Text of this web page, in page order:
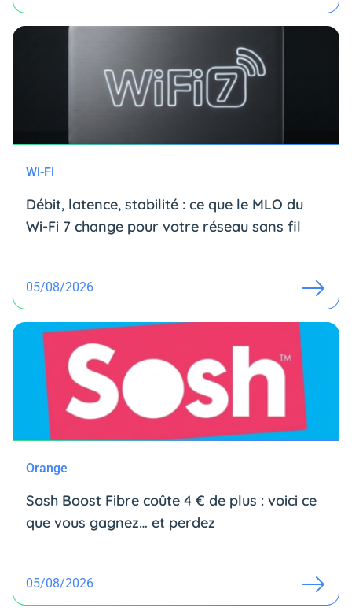
Wi-Fi
Débit, latence, stabilité : ce que le MLO du
Wi-Fi 7 change pour votre réseau sans fil
05/08/2026
Orange
Sosh Boost Fibre coûte 4 € de plus : voici ce
que vous gagnez… et perdez
05/08/2026